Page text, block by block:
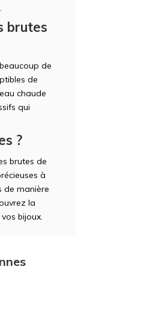
brutes
de
de
chaude
qui
?
brutes de
à
de manière
la
bijoux.